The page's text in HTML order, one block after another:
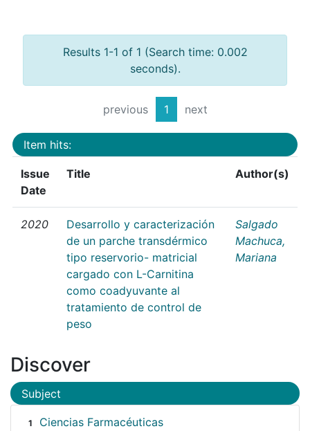
Results 1-1 of 1 (Search time: 0.002
seconds).
previous 1 next
Item hits:
Issue
Date
Title Author(s)
2020
Desarrollo y caracterización
de un parche transdérmico
tipo reservorio- matricial
cargado con L-Carnitina
como coadyuvante al
tratamiento de control de
peso
Salgado
Machuca,
Mariana
Discover
Subject
1 Ciencias Farmacéuticas